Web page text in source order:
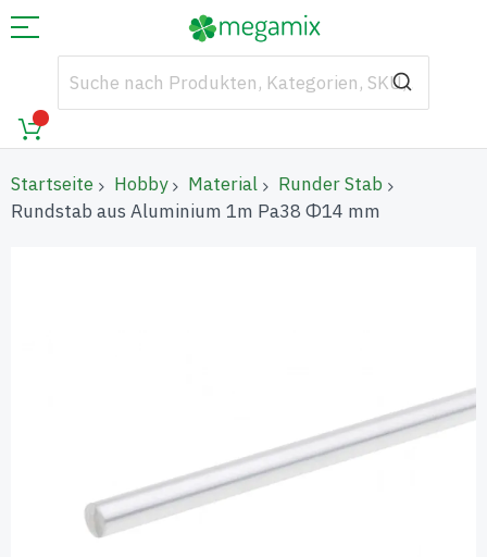
Startseite Hobby Material
Runder Stab
Rundstab aus Aluminium 1m Pa38 Φ14 mm